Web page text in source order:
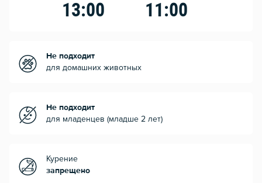
13:00 11:00
Не подходит
для домашних животных
Не подходит
для младенцев (младше 2 лет)
Курение
запрещено